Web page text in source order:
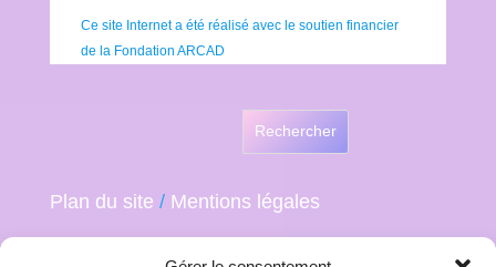
Ce site Internet a été réalisé avec le soutien financier
de la Fondation ARCAD
Rechercher
Plan du site / Mentions légales